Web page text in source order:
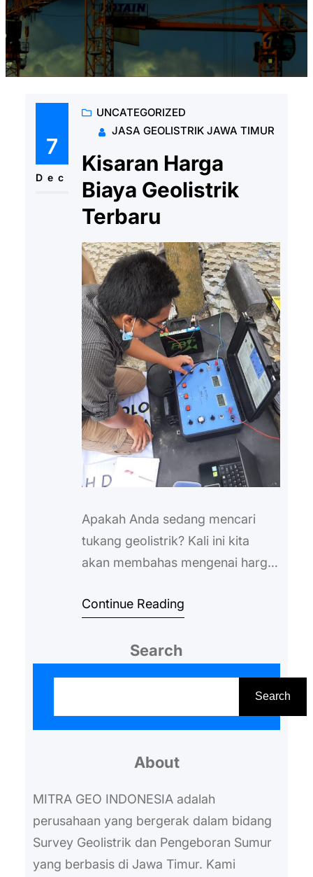
7
Dec
UNCATEGORIZED
JASA GEOLISTRIK JAWA TIMUR
Kisaran Harga
Biaya Geolistrik
Terbaru
Apakah Anda sedang mencari
tukang geolistrik? Kali ini kita
akan membahas mengenai harga
diketahui. Hal ini penting supaya
yang tepat untuk menggunakan
untuk mengetahui metode
menggunakannya jasanya.
metode yang digunakan untuk…
Continue Reading
Search
Search
About
MITRA GEO INDONESIA adalah
perusahaan yang bergerak dalam bidang
Survey Geolistrik dan Pengeboran Sumur
yang berbasis di Jawa Timur. Kami